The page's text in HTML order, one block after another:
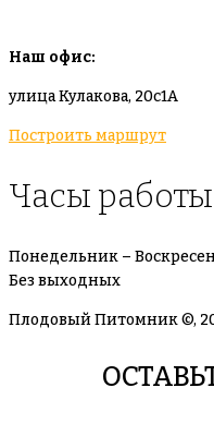
Наш офис:
улица Кулакова, 20с1А
Построить маршрут
Часы
Понедельник –
Без выходных
Плодовый Питомник ©,